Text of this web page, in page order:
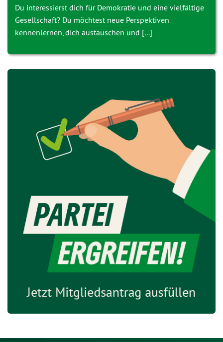
Du interessierst dich für Demokratie und eine vielfältige
Gesellschaft? Du möchtest neue Perspektiven
kennenlernen, dich austauschen und [...]